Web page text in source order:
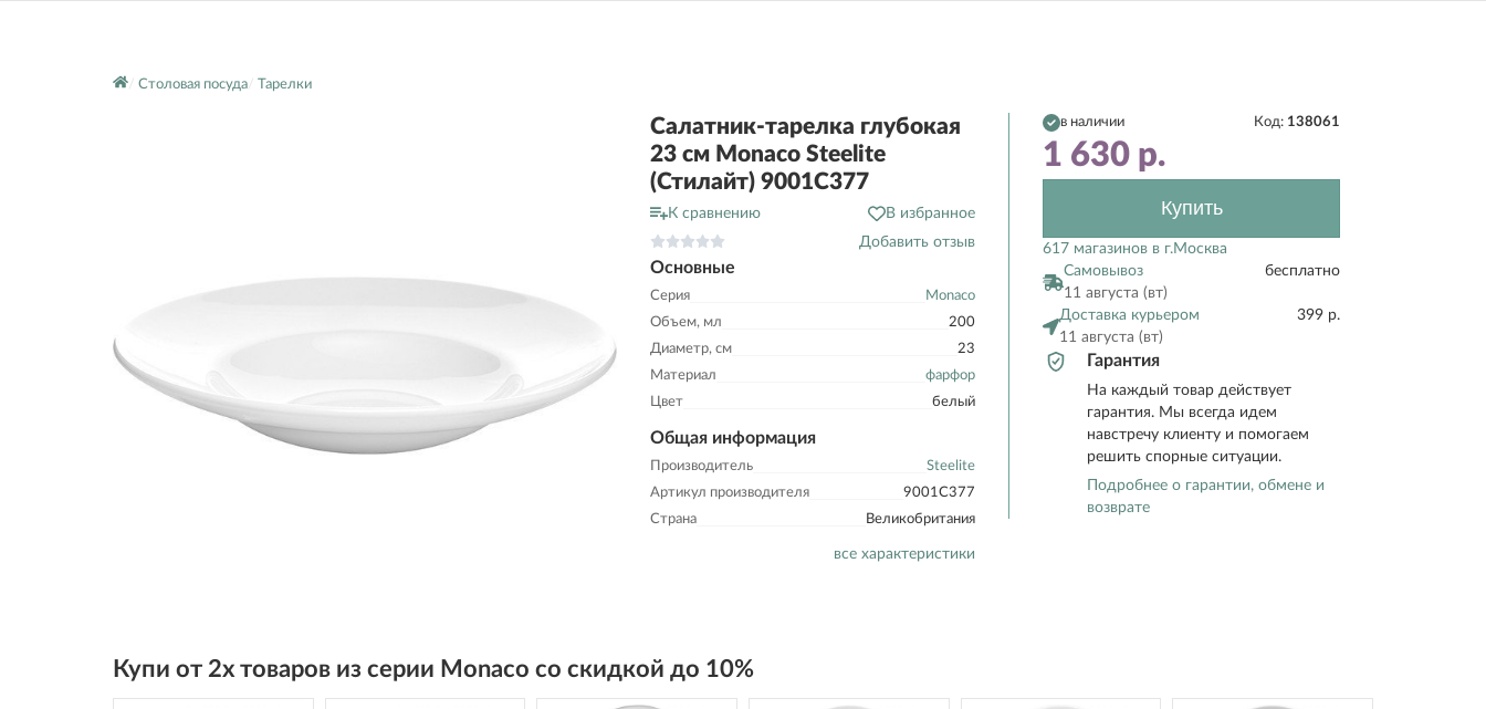
Столовая посуда Тарелки
Салатник-тарелка глубокая
23 см Monaco Steelite
(Стилайт) 9001C377
К сравнению
В избранное
Добавить отзыв
Основные
Серия
Monaco
Объем, мл
200
Диаметр, см
23
Материал
фарфор
Цвет
белый
Общая информация
Производитель
Steelite
Артикул производителя
9001C377
Страна
Великобритания
все характеристики
в наличии Код: 138061
1 630 р.
Купить
617 магазинов в г.Москва
Самовывоз
11 августа (вт)
бесплатно
Доставка курьером
11 августа (вт)
399 р.
Гарантия
На каждый товар действует
гарантия. Мы всегда идем
навстречу клиенту и помогаем
решить спорные ситуации.
Подробнее о гарантии, обмене и
возврате
Купи от 2х товаров из серии Monaco со скидкой до 10%